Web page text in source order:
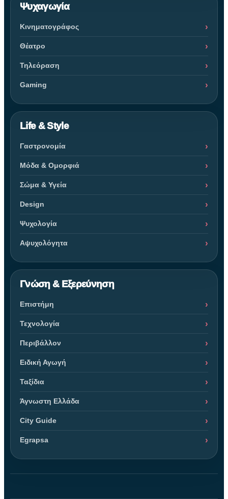
Ψυχαγωγία
Κινηματογράφος
Θέατρο
Τηλεόραση
Gaming
Life & Style
Γαστρονομία
Μόδα & Ομορφιά
Σώμα & Υγεία
Design
Ψυχολογία
Αψυχολόγητα
Γνώση & Εξερεύνηση
Επιστήμη
Τεχνολογία
Περιβάλλον
Ειδική Αγωγή
Ταξίδια
Άγνωστη Ελλάδα
City Guide
Egrapsa